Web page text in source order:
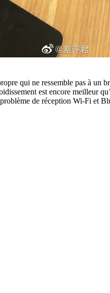
qui ne ressemble pas à un
est encore meilleur
de réception Wi-Fi et